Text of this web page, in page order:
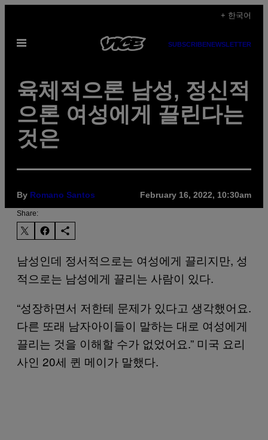
content
+ 한국어
Open
SUBSCRIBENEWSLETTER
육체적으론 남성, 정신적
으론 여성에게 끌린다는
것은
By Romano Santos February 16, 2022, 10:30am
Share:
남성인데 정서적으로는 여성에게 끌리지만, 성
적으로는 남성에게 끌리는 사람이 있다.
“성장하면서 저한테 문제가 있다고 생각했어요.
다른 또래 남자아이들이 말하는 대로 여성에게
끌리는 것을 이해할 수가 없었어요.” 미국 요리
사인 20세 퀸 메이가 말했다.